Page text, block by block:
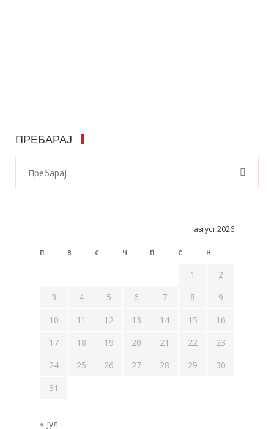
ПРЕБАРАЈ
август 2026
П В С Ч П С Н
1
2
3
4 5 6 7 8
9
10
11 12 13 14 15
16
17
18 19 20 21 22
23
24
25 26 27 28 29
30
31
« Јул